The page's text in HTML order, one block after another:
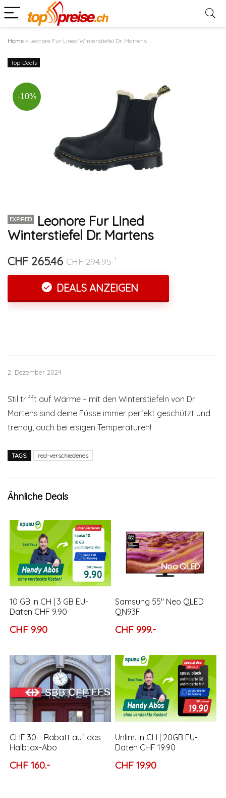
Home » Leonore Fur Lined Winterstiefel Dr. Martens
Top-Deals
-10%
EXPIRED
Leonore Fur Lined
Winterstiefel Dr. Martens
CHF 265.46 CHF 294.95 ¹
DEALS ANZEIGEN
2. Dezember 2024
Stil trifft auf Wärme – mit den Winterstiefeln von Dr.
Martens sind deine Füsse immer perfekt geschützt und
trendy, auch bei eisigen Temperaturen!
TAGS: red-verschiedenes
Ähnliche Deals
10 GB in CH | 3 GB EU-
Daten CHF 9.90
CHF 9.90
Samsung 55″ Neo QLED
QN93F
CHF 999.-
CHF 30.– Rabatt auf das
Halbtax-Abo
CHF 160.-
Unlim. in CH | 20GB EU-
Daten CHF 19.90
CHF 19.90